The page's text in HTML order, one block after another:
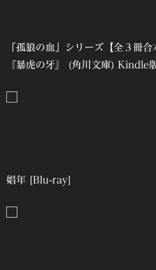
「孤狼の血」シリーズ【全３冊
『暴虎の牙』 (角川文庫) Kindle
娼年 [Blu-ray]